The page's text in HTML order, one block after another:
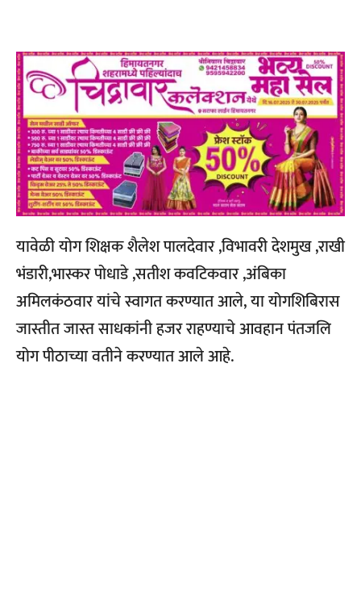
यावेळी योग शिक्षक शैलेश पालदेवार ,विभावरी देशमुख ,राखी
भंडारी,भास्कर पोधाडे ,सतीश कवटिकवार ,अंबिका
अमिलकंठवार यांचे स्वागत करण्यात आले, या योगशिबिरास
जास्तीत जास्त साधकांनी हजर राहण्याचे आवहान पंतजलि
योग पीठाच्या वतीने करण्यात आले आहे.